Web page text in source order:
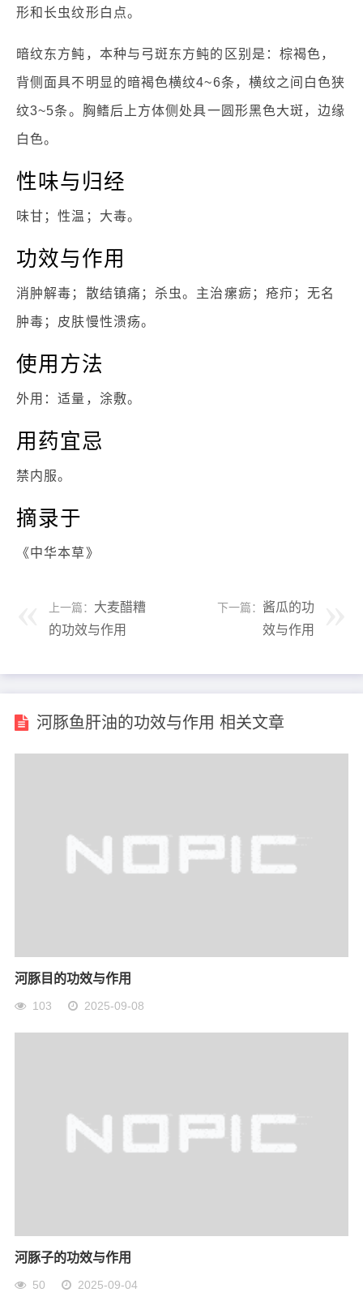
形和长虫纹形白点。
暗纹东方鲀，本种与弓斑东方鲀的区别是：棕褐色，
背侧面具不明显的暗褐色横纹4~6条，横纹之间白色狭
纹3~5条。胸鳍后上方体侧处具一圆形黑色大斑，边缘
白色。
性味与归经
味甘；性温；大毒。
功效与作用
消肿解毒；散结镇痛；杀虫。主治瘰疬；疮疖；无名
肿毒；皮肤慢性溃疡。
使用方法
外用：适量，涂敷。
用药宜忌
禁内服。
摘录于
《中华本草》
上一篇： 大麦醋糟
的功效与作用
下一篇： 酱瓜的功
效与作用
河豚鱼肝油的功效与作用 相关文章
河豚目的功效与作用
103 2025-09-08
河豚子的功效与作用
50 2025-09-04